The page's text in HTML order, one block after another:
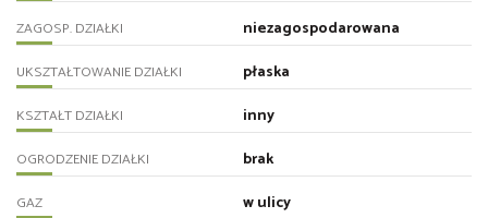
ZAGOSP. DZIAŁKI niezagospodarowana
UKSZTAŁTOWANIE DZIAŁKI płaska
KSZTAŁT DZIAŁKI inny
OGRODZENIE DZIAŁKI brak
GAZ w ulicy